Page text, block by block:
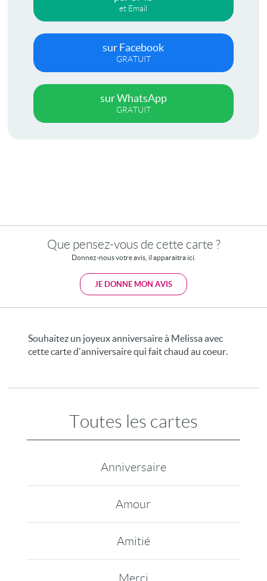
et Email
sur Facebook
GRATUIT
sur WhatsApp
GRATUIT
Que pensez-vous de cette carte ?
Donnez-nous votre avis, il apparaitra ici.
JE DONNE MON AVIS
Souhaitez un joyeux anniversaire à Melissa avec
cette carte d'anniversaire qui fait chaud au coeur.
Toutes les cartes
Anniversaire
Amour
Amitié
Merci